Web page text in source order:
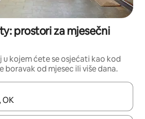
prostori za mjesečni
u kojem ćete se osjećati kao kod
boravak od mjesec ili više dana.
rezultati, moći ćete ih pregledati